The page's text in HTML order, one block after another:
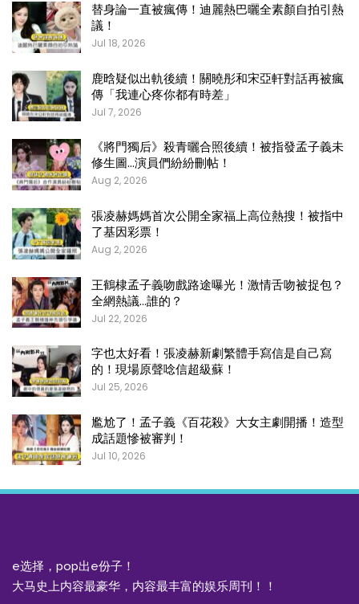
替身論一直被瘋傳！迪麗熱巴曬全素顏自拍引熱
議！
Jul 18, 2026
鹿晗疑似出軌後續！關曉彤和宋亞軒對話再被瘋
傳「我連心疼你都有時差」
Jul 7, 2026
《將門獨后》殺青曬合照後續！被指發孟子義未
修生圖…演員們紛紛刪帖！
Aug 2, 2026
張凌赫媽媽首次公開全家福上高位熱搜！被指中
了基因彩票！
Aug 2, 2026
王鶴棣孟子義吻戲路途曝光！激情舌吻被捉包？
全網熱議…誰的？
Jul 22, 2026
字也太好看！張凌赫新劇繁體手寫信是自己寫
的！現場原聲唸信超級蘇！
Jul 25, 2026
尷尬了！孟子義《百花殺》大女主劇開播！造型
成話題慘被審判！
Jul 10, 2026
e选择，pop出e份子！
大马史上内容最豪华，内容最丰富的娱乐周刊！！